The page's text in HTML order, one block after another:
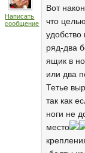
Написать
сообщение
Вот
что
ряд-два
ящик в
или два
Тетье
так как
ноги не
место